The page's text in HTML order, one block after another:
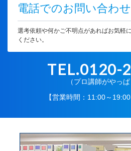
電話でのお問い合わせ
選考依頼や何かご不明点があればお気軽
ください。
TEL.0120-
（プロ講師がやっぱ
【営業時間：11:00～